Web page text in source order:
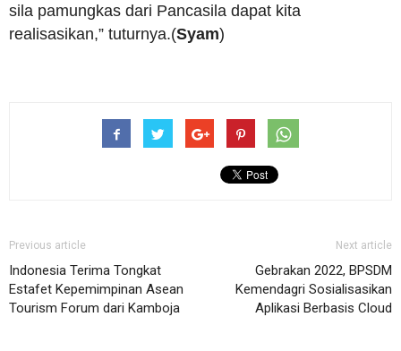
sila pamungkas dari Pancasila dapat kita
realisasikan,” tuturnya.(Syam)
Previous article
Indonesia Terima Tongkat
Estafet Kepemimpinan Asean
Tourism Forum dari Kamboja
Next article
Gebrakan 2022, BPSDM
Kemendagri Sosialisasikan
Aplikasi Berbasis Cloud